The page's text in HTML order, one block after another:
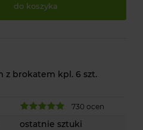
do koszyka
z brokatem kpl. 6 szt.
730 ocen
ostatnie sztuki